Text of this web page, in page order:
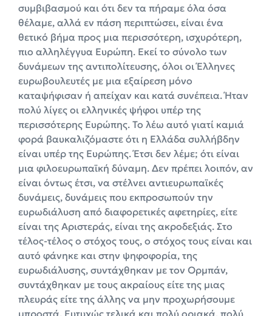
συμβιβασμού και ότι δεν τα πήραμε όλα όσα
θέλαμε, αλλά εν πάση περιπτώσει, είναι ένα
θετικό βήμα προς μια περισσότερη, ισχυρότερη,
πιο αλληλέγγυα Ευρώπη. Εκεί το σύνολο των
δυνάμεων της αντιπολίτευσης, όλοι οι Έλληνες
ευρωβουλευτές με μια εξαίρεση μόνο
καταψήφισαν ή απείχαν και κατά συνέπεια. Ήταν
πολύ λίγες οι ελληνικές ψήφοι υπέρ της
περισσότερης Ευρώπης. Το λέω αυτό γιατί καμιά
φορά βαυκαλιζόμαστε ότι η Ελλάδα συλλήβδην
είναι υπέρ της Ευρώπης. Έτσι δεν λέμε; ότι είναι
μια φιλοευρωπαϊκή δύναμη. Δεν πρέπει λοιπόν, αν
είναι όντως έτσι, να στέλνει αντιευρωπαϊκές
δυνάμεις, δυνάμεις που εκπροσωπούν την
ευρωδιάλυση από διαφορετικές αφετηρίες, είτε
είναι της Αριστεράς, είναι της ακροδεξιάς. Στο
τέλος-τέλος ο στόχος τους, ο στόχος τους είναι και
αυτό φάνηκε και στην ψηφοφορία, της
ευρωδιάλυσης, συντάχθηκαν με τον Ορμπάν,
συντάχθηκαν με τους ακραίους είτε της μιας
πλευράς είτε της άλλης να μην προχωρήσουμε
μπροστά. Ευτυχώς τελικά και πολύ οριακά, πολύ